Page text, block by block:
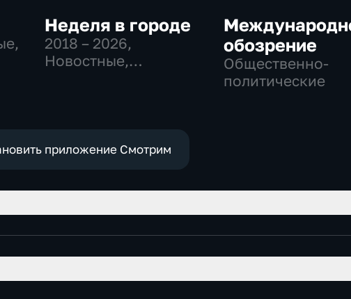
Неделя в городе
2018 – 2026,
Новостные,
обозрение
Общественно-
политические
приложение Смотрим